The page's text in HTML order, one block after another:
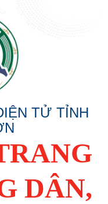
TỬ TỈNH
DÂN,